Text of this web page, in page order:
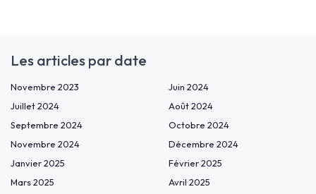
Les articles par date
Novembre 2023
Juin 2024
Juillet 2024
Août 2024
Septembre 2024
Octobre 2024
Novembre 2024
Décembre 2024
Janvier 2025
Février 2025
Mars 2025
Avril 2025